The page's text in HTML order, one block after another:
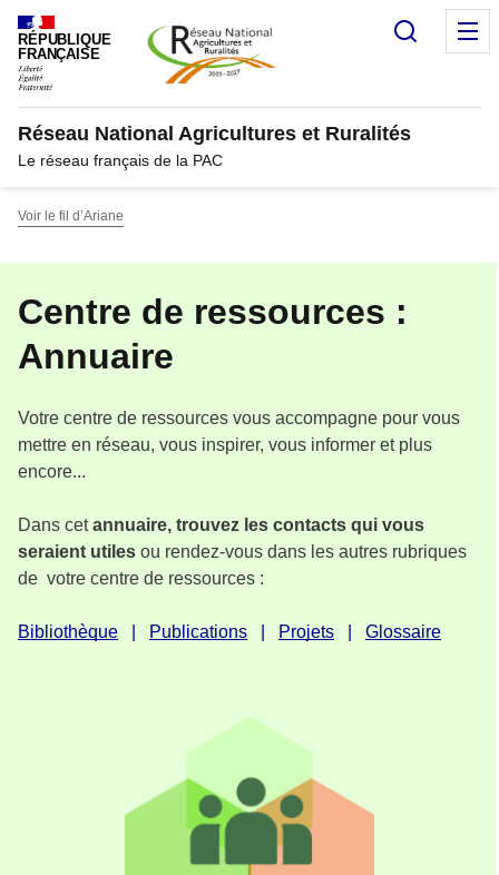
Panneau de gestion des cookies
RÉPUBLIQUE
FRANÇAISE
Réseau National Agricultures et Ruralités
Le réseau français de la PAC
Voir le fil d’Ariane
Centre de ressources :
Annuaire
Votre centre de ressources vous accompagne pour vous
mettre en réseau, vous inspirer, vous informer et plus
encore...
Dans cetannuaire, trouvez les contacts qui vous
seraient utiles ou rendez-vous dans les autres rubriques
de votre centre de ressources :
Bibliothèque Publications Projets Glossaire